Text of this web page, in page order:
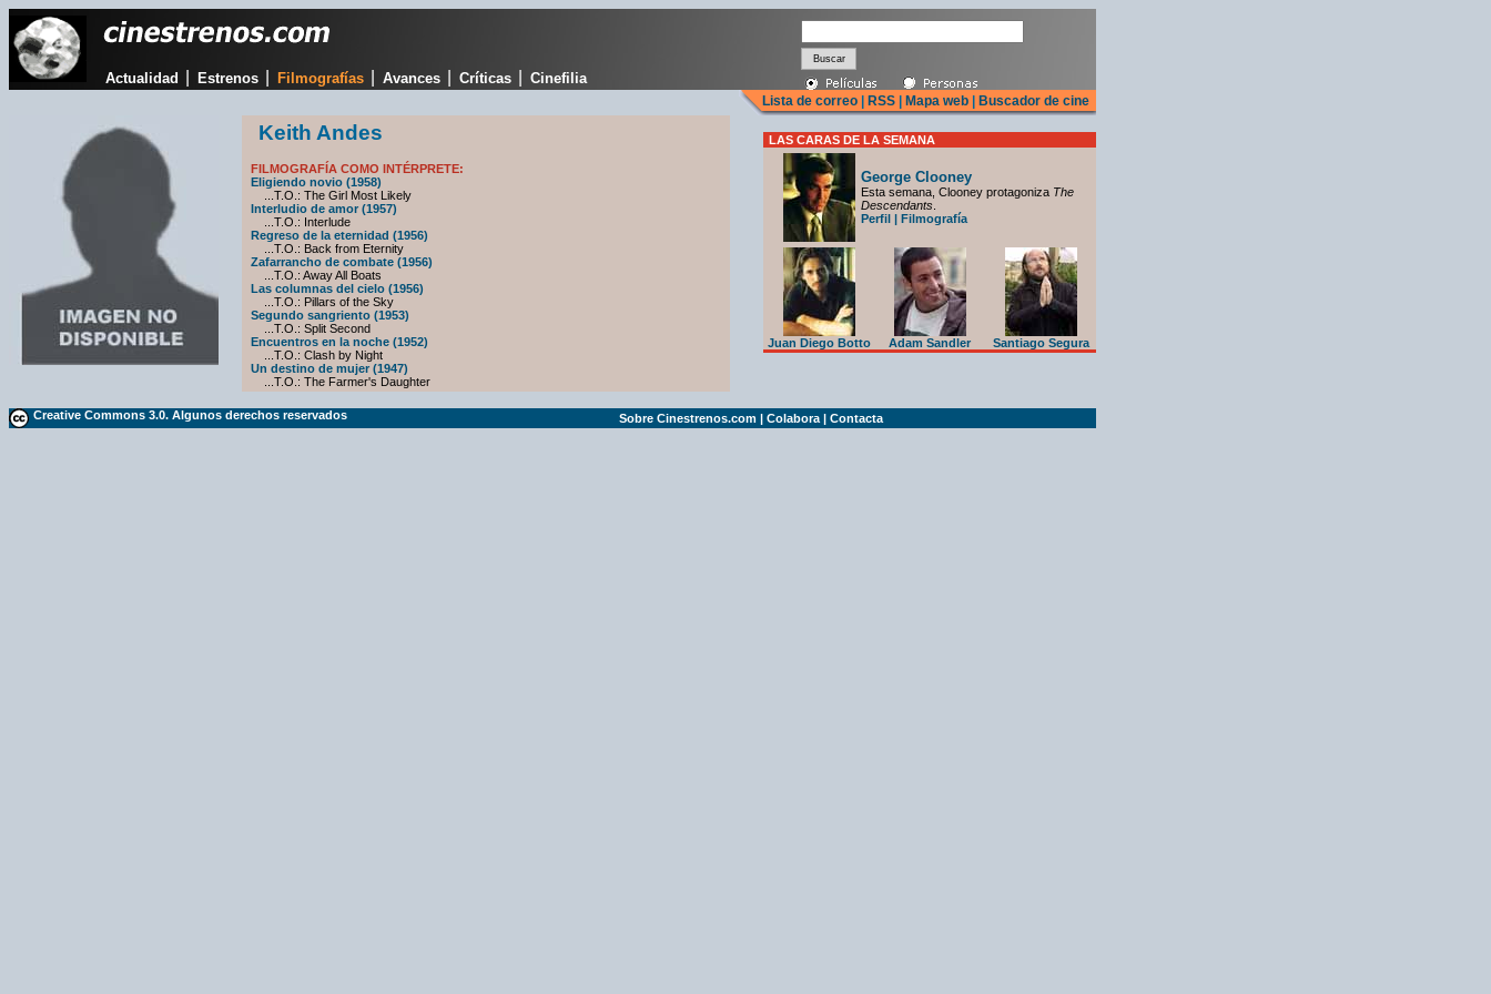
Actualidad Estrenos Filmografías Avances Críticas Cinefilia
Lista de correo RSS Mapa web Buscador de cine
Keith Andes
FILMOGRAFÍA COMO INTÉRPRETE:
Eligiendo novio (1958)
...T.O.: The Girl Most Likely
Interludio de amor (1957)
...T.O.: Interlude
Regreso de la eternidad (1956)
...T.O.: Back from Eternity
Zafarrancho de combate (1956)
...T.O.: Away All Boats
Las columnas del cielo (1956)
...T.O.: Pillars of the Sky
Segundo sangriento (1953)
...T.O.: Split Second
Encuentros en la noche (1952)
...T.O.: Clash by Night
Un destino de mujer (1947)
...T.O.: The Farmer's Daughter
LAS CARAS DE LA SEMANA
George Clooney
Esta semana, Clooney protagoniza The
Descendants
Perfil | Filmografía
Juan Diego Botto Adam Sandler Santiago Segura
Creative Commons 3.0. Algunos derechos reservados Sobre Cinestrenos.com | Colabora | Contacta